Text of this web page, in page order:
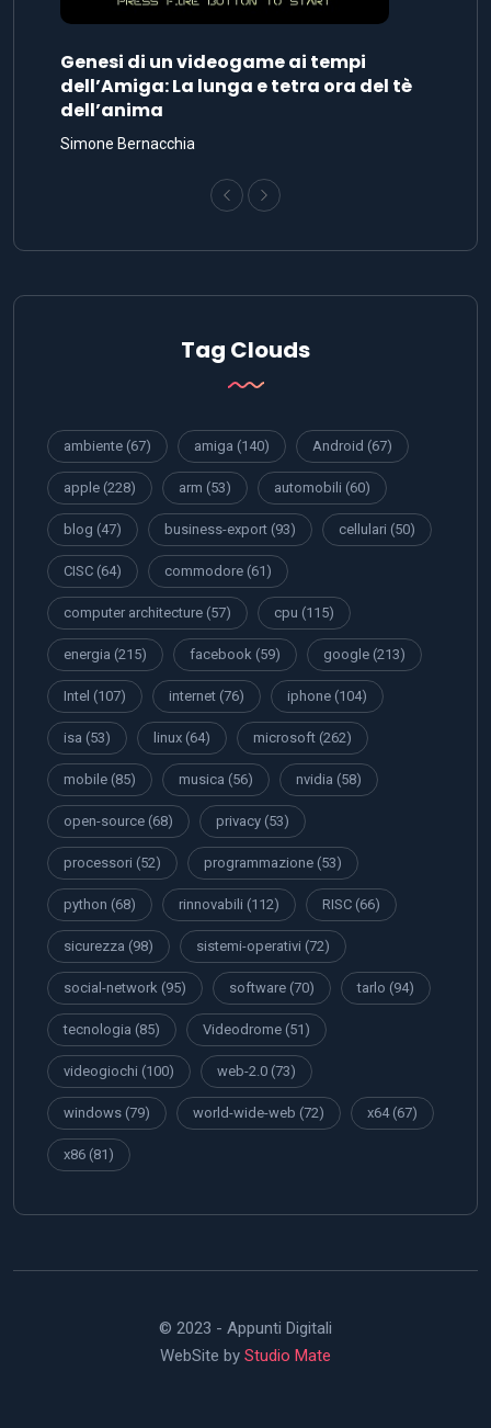
Genesi di un videogame ai tempi
dell’Amiga: La lunga e tetra ora del tè
dell’anima
Simone Bernacchia
Tag Clouds
ambiente (67) amiga (140) Android (67)
apple (228) arm (53) automobili (60)
blog (47) business-export (93) cellulari (50)
CISC (64) commodore (61)
computer architecture (57) cpu (115)
energia (215) facebook (59) google (213)
Intel (107) internet (76) iphone (104)
isa (53) linux (64) microsoft (262)
mobile (85) musica (56) nvidia (58)
open-source (68) privacy (53)
processori (52) programmazione (53)
python (68) rinnovabili (112) RISC (66)
sicurezza (98) sistemi-operativi (72)
social-network (95) software (70) tarlo (94)
tecnologia (85) Videodrome (51)
videogiochi (100) web-2.0 (73)
windows (79) world-wide-web (72) x64(67)
x86 (81)
© 2023 - Appunti Digitali
WebSite by Studio Mate